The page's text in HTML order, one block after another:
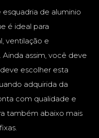
de aluminio
é ideal para
ventilação e
assim, você deve
escolher esta
adquirida da
com qualidade e
também abaixo mais